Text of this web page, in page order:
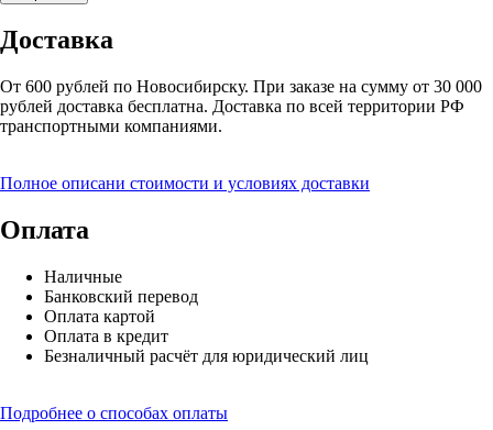
Доставка
От 600 рублей по Новосибирску. При заказе на сумму от 30 000
рублей доставка бесплатна. Доставка по всей территории РФ
транспортными компаниями.
Полное описани стоимости и условиях доставки
Оплата
Наличные
Банковский перевод
Оплата картой
Оплата в кредит
Безналичный расчёт для юридический лиц
Подробнее о способах оплаты